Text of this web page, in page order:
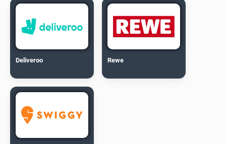
Deliveroo Rewe